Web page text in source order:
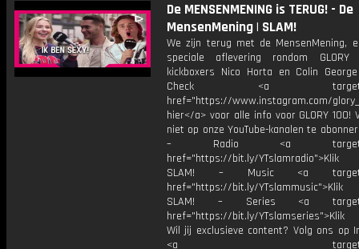
De MENSENMENING is TERUG! - De
MensenMening | SLAM!
We zijn terug met de MensenMening,
speciale aflevering rondom
kickboxers Nico Horta en Colin
Check <a
href="https://www.instagram.com/
hier</a> voor alle info voor GLORY 100!
niet op onze YouTube-kanalen te
– Radio <a
href="https://bit.ly/
SLAM! – Music <a
href="https://bit.ly/
SLAM! – Series <a
href="https://bit.ly/
Wil jij exclusieve content? Volg ons op
<a